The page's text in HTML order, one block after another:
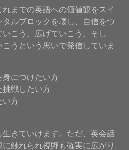
までの英語への価値観をスイ
タルブロックを壊し、自信をつ
こう、広げていこう、そし
うという思いで発信していま
身につけたい方
挑戦したい方
い方
きていけます。ただ、英会話
触れられ視野も確実に広がり